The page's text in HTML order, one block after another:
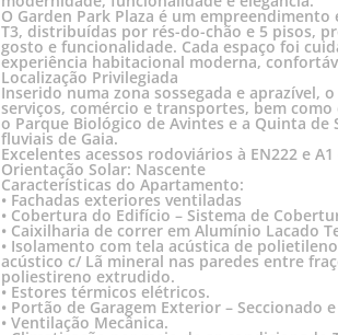
O Garden Park Plaza é um
T3, distribuídas por rés-do-chão e 5 pisos,
gosto e funcionalidade. Cada espaço foi
experiência habitacional moderna,
Localização Privilegiada
Inserido numa zona sossegada e aprazível,
serviços, comércio e transportes, bem
o Parque Biológico de Avintes e a Quinta
fluviais de Gaia.
Excelentes acessos rodoviários à EN222 e
Orientação Solar: Nascente
Características do Apartamento:
• Fachadas exteriores ventiladas
• Cobertura do Edifício – Sistema de
• Caixilharia de correr em Alumínio Lacado
• Isolamento com tela acústica de
acústico c/ Lã mineral nas paredes entre
poliestireno extrudido.
• Estores térmicos elétricos.
• Portão de Garagem Exterior – Seccionado
• Ventilação Mecânica.